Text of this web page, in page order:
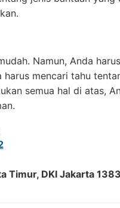
Namun, Anda
mencari tahu
semua hal di atas,
Timur, DKI Jakarta